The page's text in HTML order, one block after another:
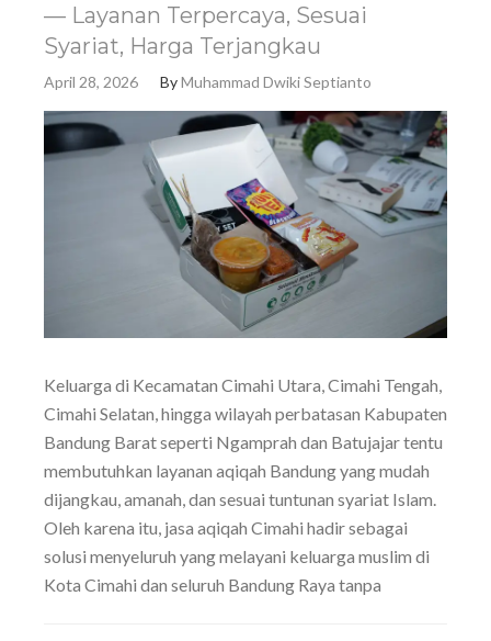
— Layanan Terpercaya, Sesuai
Syariat, Harga Terjangkau
April 28, 2026 ByMuhammad Dwiki Septianto
Keluarga di Kecamatan Cimahi Utara, Cimahi Tengah,
Cimahi Selatan, hingga wilayah perbatasan Kabupaten
Bandung Barat seperti Ngamprah dan Batujajar tentu
membutuhkan layanan aqiqah Bandung yang mudah
dijangkau, amanah, dan sesuai tuntunan syariat Islam.
Oleh karena itu, jasa aqiqah Cimahi hadir sebagai
solusi menyeluruh yang melayani keluarga muslim di
Kota Cimahi dan seluruh Bandung Raya tanpa